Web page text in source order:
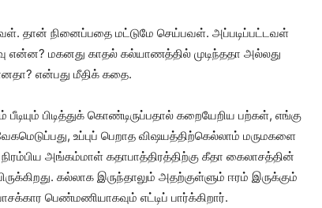
தான் நினைப்பதை மட்டுமே செய்பவள். அப்படிப்பட்டவள்
என்ன? மகனது காதல் கல்யாணத்தில் முடிந்ததா அல்லது
என்பது மீதிக் கதை.
பிடித்துக் கொண்டிருப்பதால் கறையேறிய பற்கள், எங்கு
உப்புப் பெறாத விஷயத்திற்கெல்லாம் மருமகளை
அங்கம்மாள் கதாபாத்திரத்திற்கு கீதா கைலாசத்தின்
கல்லாக இருந்தாலும் அதற்குள்ளும் ஈரம் இருக்கும்
பெண்மணியாகவும் எட்டிப் பார்க்கிறார்.